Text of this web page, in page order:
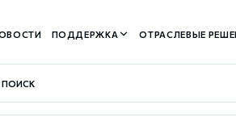
ПОДДЕРЖКА ОТРАСЛЕВЫЕ